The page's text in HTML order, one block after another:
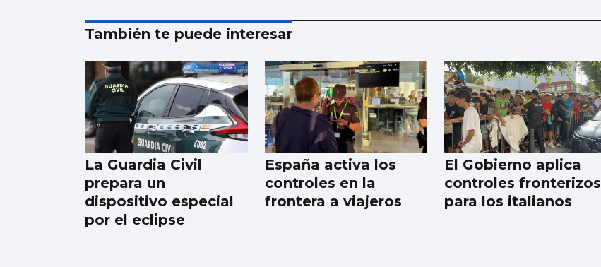
También te puede interesar
La Guardia Civil
prepara un
dispositivo especial
por el eclipse
España activa los
controles en la
frontera a viajeros
El Gobierno aplica
controles fronterizos
para los italianos